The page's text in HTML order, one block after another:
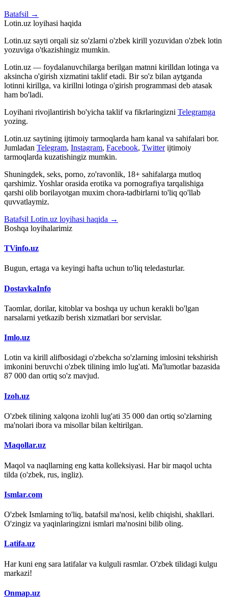
Batafsil →
Lotin.uz loyihasi haqida
Lotin.uz sayti orqali siz so'zlarni o'zbek kirill yozuvidan o'zbek lotin
yozuviga o'tkazishingiz mumkin.
Lotin.uz — foydalanuvchilarga berilgan matnni kirilldan lotinga va
aksincha o'girish xizmatini taklif etadi. Bir so'z bilan aytganda
lotinni kirillga, va kirillni lotinga o'girish programmasi deb atasak
ham bo'ladi.
Loyihani rivojlantirish bo'yicha taklif va fikrlaringizni Telegramga
yozing.
Lotin.uz saytining ijtimoiy tarmoqlarda ham kanal va sahifalari bor.
Jumladan Telegram, Instagram, Facebook, Twitter ijtimoiy
tarmoqlarda kuzatishingiz mumkin.
Shuningdek, seks, porno, zo'ravonlik, 18+ sahifalarga mutloq
qarshimiz. Yoshlar orasida erotika va pornografiya tarqalishiga
qarshi olib borilayotgan muxim chora-tadbirlarni to'liq qo'llab
quvvatlaymiz.
Batafsil Lotin.uz loyihasi haqida →
Boshqa loyihalarimiz
TVinfo.uz
Bugun, ertaga va keyingi hafta uchun to'liq teledasturlar.
DostavkaInfo
Taomlar, dorilar, kitoblar va boshqa uy uchun kerakli bo'lgan
narsalarni yetkazib berish xizmatlari bor servislar.
Imlo.uz
Lotin va kirill alifbosidagi o'zbekcha so'zlarning imlosini tekshirish
imkonini beruvchi o'zbek tilining imlo lug'ati. Ma'lumotlar bazasida
87 000 dan ortiq so'z mavjud.
Izoh.uz
O'zbek tilining xalqona izohli lug'ati 35 000 dan ortiq so'zlarning
ma'nolari ibora va misollar bilan keltirilgan.
Maqollar.uz
Maqol va naqllarning eng katta kolleksiyasi. Har bir maqol uchta
tilda (o'zbek, rus, ingliz).
Ismlar.com
O'zbek Ismlarning to'liq, batafsil ma'nosi, kelib chiqishi, shakllari.
O'zingiz va yaqinlaringizni ismlari ma'nosini bilib oling.
Latifa.uz
Har kuni eng sara latifalar va kulguli rasmlar. O'zbek tilidagi kulgu
markazi!
Onmap.uz